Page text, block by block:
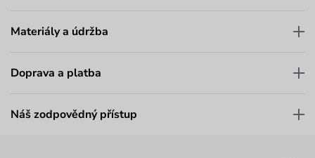
Materiály a údržba
Doprava a platba
Náš zodpovědný přístup